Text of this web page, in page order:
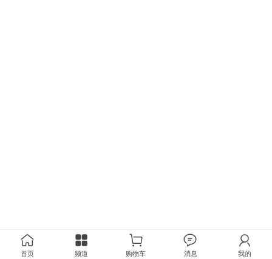
首页 频道 购物车 消息 我的